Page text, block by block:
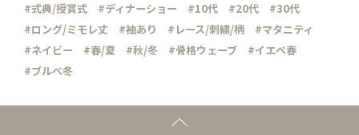
#式典/授賞式
#ディナーショー #10代 #20代
#30代
#ロング/ミモレ丈
#袖あり #レース/刺繍/柄
#マタニティ
#ネイビー
#春/夏 #秋/冬 #骨格ウェーブ
#イエベ春
#ブルべ冬